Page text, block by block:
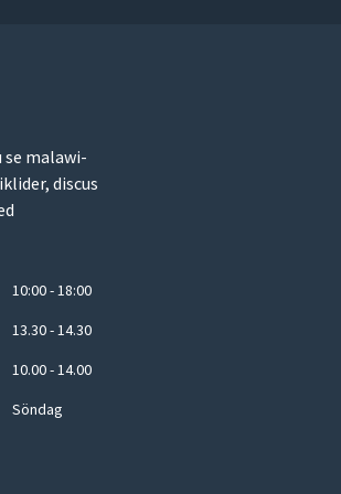
se malawi-
discus
10:00 - 18:00
13.30 - 14.30
10.00 - 14.00
Söndag